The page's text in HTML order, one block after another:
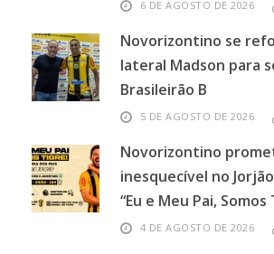
6 DE AGOSTO DE 2026
Novorizontino se
lateral Madson para
Brasileirão B
5 DE AGOSTO DE 2026
Novorizontino
inesquecível no
“Eu e Meu Pai, Somos
4 DE AGOSTO DE 2026